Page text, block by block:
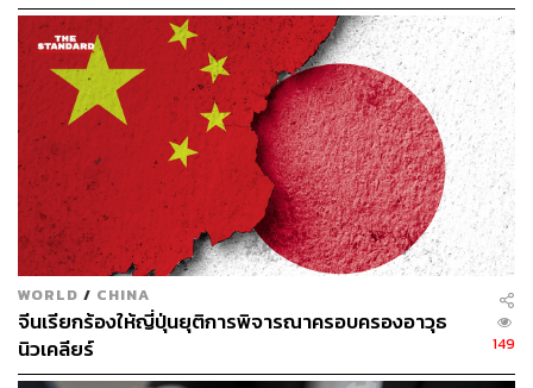
TAGS: China Goldman Sachs ราคาน้ำมัน
น้ำมัน
ทองแดง
95
WORLD / CHINA
จีนเรียกร้องให้ญี่ปุ่นยุติการพิจารณาครอบครองอาวุธ
นิวเคลียร์
149